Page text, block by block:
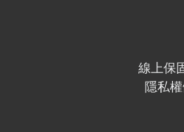
線上保
隱私